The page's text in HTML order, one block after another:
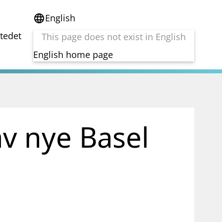
languageEnglish
This page does not exist in English
English home page
Folkefinansiering
Kryptoeiendelsloven (MiCA)
Overtakelsestilbud
nye Basel